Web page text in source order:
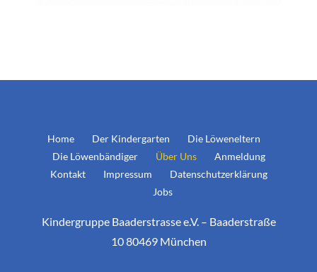
Home Der Kindergarten
Die Löweneltern
Die Löwenbändiger
Über Uns
Anmeldung
Kontakt
Impressum
Datenschutzerklärung
Jobs
Kindergruppe Baaderstrasse e.V. – Baaderstraße
10 80469 München